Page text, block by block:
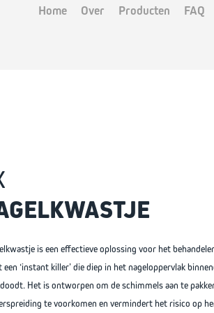
Home Over Producten FAQ
is een effectieve oplossing voor het
‘instant killer’ die diep in het nageloppervlak
Het is ontworpen om de schimmels aan te
te voorkomen en vermindert het risico op